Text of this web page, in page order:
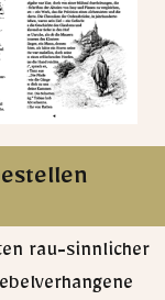
rau-sinnlicher